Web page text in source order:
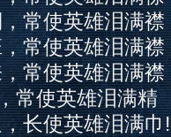
使英雄泪满襟
使英雄泪满襟
使英雄泪满襟
使英雄泪满精
使英雄泪满巾!